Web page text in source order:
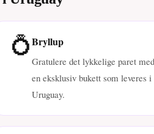
💍Bryllup
Gratulere det lykkelige paret med
en eksklusiv bukett som leveres i
Uruguay.